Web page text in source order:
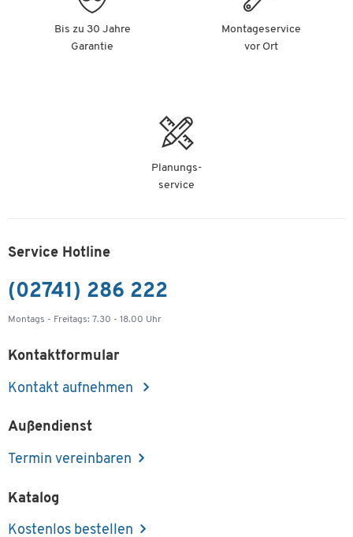
Bis zu 30 Jahre
Garantie
Montageservice
vor Ort
Planungs-
service
Service Hotline
(02741) 286 222
Montags - Freitags: 7.30 - 18.00 Uhr
Kontaktformular
Kontakt aufnehmen
Außendienst
Termin vereinbaren
Katalog
Kostenlos bestellen